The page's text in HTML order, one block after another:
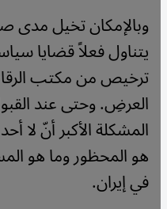
وبالإمكان تخيل مدى
يتناول فعلاً قضايا
ترخيص من مكتب
العرضِ. وحتى عند
المشكلة الأكبر أنّ لا
هو المحظور وما هو
في إيران.